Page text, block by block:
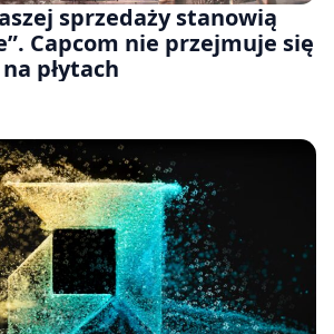
sprzedaży stanowią
Capcom nie przejmuje się
płytach